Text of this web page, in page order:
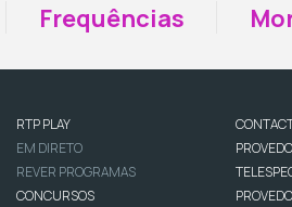
Frequências
RTP PLAY
EM DIRETO
REVER PROGRAMAS
CONCURSOS